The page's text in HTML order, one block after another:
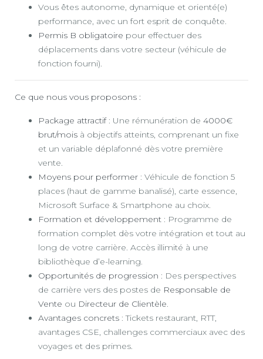
Vous êtes autonome, dynamique et orienté(e)
performance, avec un fort esprit de conquête.
Permis B obligatoire pour effectuer des
déplacements dans votre secteur (véhicule de
fonction fourni).
Ce que nous vous proposons :
Package attractif: Une rémunération de 4000€
brut/mois à objectifs atteints, comprenant un fixe
et un variable déplafonné dès votre première
vente.
Moyens pour performer : Véhicule de fonction 5
places (haut de gamme banalisé), carte essence,
Microsoft Surface & Smartphone au choix.
Formation et développement : Programme de
formation complet dès votre intégration et tout au
long de votre carrière. Accès illimité à une
bibliothèque d’e-learning.
Opportunités de progression : Des perspectives
de carrière vers des postes de Responsable de
Vente ou Directeur de Clientèle.
Avantages concrets : Tickets restaurant, RTT,
avantages CSE, challenges commerciaux avec des
voyages et des primes.